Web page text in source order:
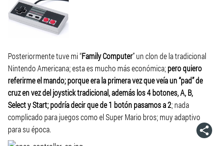
Posteriormente tuve mi “Family Computer” un clon de la tradicional
Nintendo Americana; esta es mucho más económica;pero quiero
referirme el mando; porque era la primera vez que veía un “pad” de
cruz en vez del joystick tradicional, además los 4 botones, A, B,
Select y Start; podría decir que de 1 botón pasamos a 2; nada
complicado para juegos como el Super Mario bros; muy adaptivo
para su época.